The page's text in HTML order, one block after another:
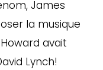
James
la musique
avait
Lynch!